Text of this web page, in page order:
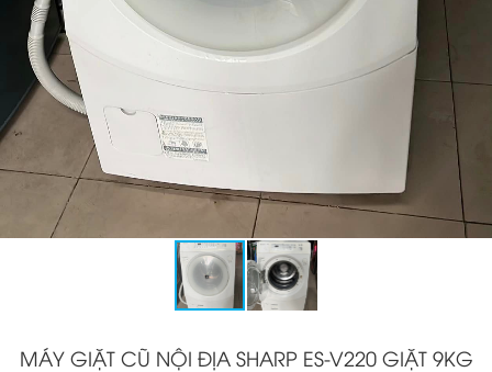
MÁY GIẶT CŨ NỘI ĐỊA SHARP ES-V220 GIẶT 9KG